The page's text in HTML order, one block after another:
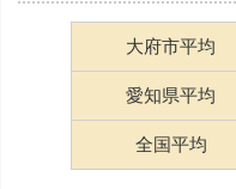
大府市平均
愛知県平均
全国平均